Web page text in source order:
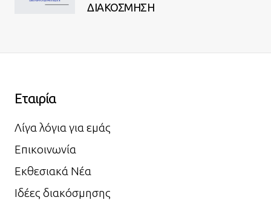
ΔΙΑΚΟΣΜΗΣΗ
Εταιρία
Λίγα λόγια για εμάς
Επικοινωνία
Εκθεσιακά Νέα
Ιδέες διακόσμησης